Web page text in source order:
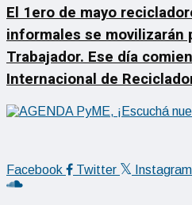
El 1ero de mayo
informales se movilizarán
Trabajador. Ese día
Internacional de
Facebook Twitter Instagram